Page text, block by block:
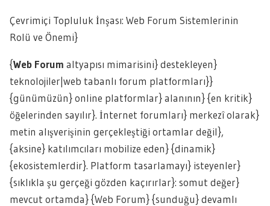
Çevrimiçi Topluluk İnşası: Web Forum Sistemlerinin
Rolü ve Önemi}
{Web Forum altyapısı mimarisini} destekleyen}
teknolojiler|web tabanlı forum platformları}}
{günümüzün} online platformlar} alanının} {en kritik}
öğelerinden sayılır}. İnternet forumları} merkezî olarak}
metin alışverişinin gerçekleştiği ortamlar değil},
{aksine} katılımcıları mobilize eden} {dinamik}
{ekosistemlerdir}. Platform tasarlamayı} isteyenler}
{sıklıkla şu gerçeği gözden kaçırırlar}: somut değer}
mevcut ortamda} {Web Forum} {sunduğu} devamlı